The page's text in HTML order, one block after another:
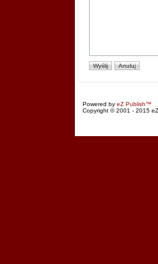
Powered by eZ Publish™
Copyright © 2001 - 2015